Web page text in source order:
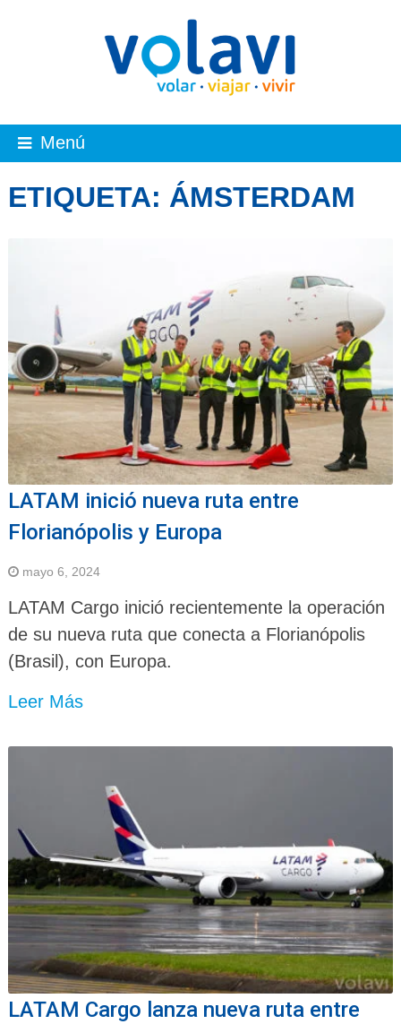
Menú
ETIQUETA: ÁMSTERDAM
LATAM inició nueva ruta entre
Florianópolis y Europa
mayo 6, 2024
LATAM Cargo inició recientemente la operación
de su nueva ruta que conecta a Florianópolis
(Brasil), con Europa.
Leer Más
LATAM Cargo lanza nueva ruta entre